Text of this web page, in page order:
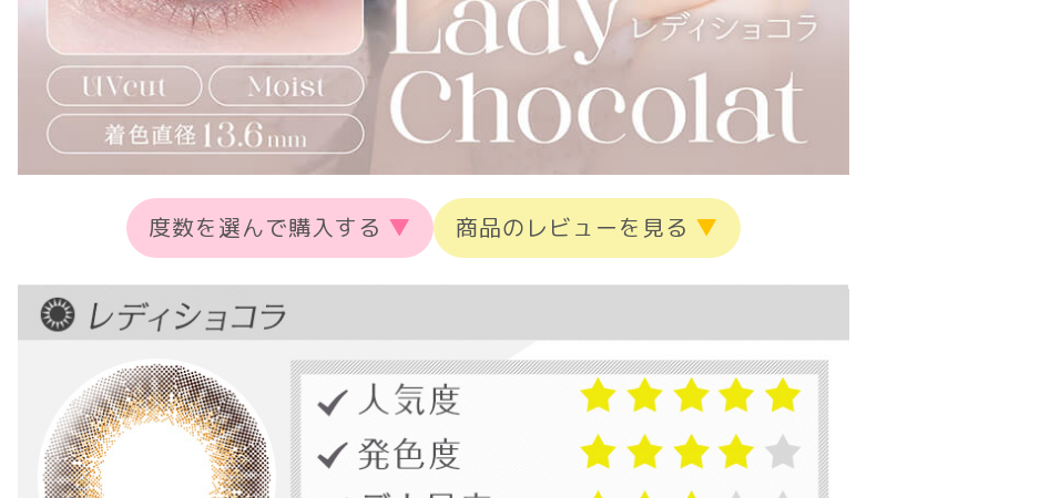
度数を選んで購入する ▼ 商品のレビューを見る ▼